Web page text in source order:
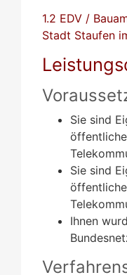
1.2 EDV /
Stadt Staufen
Sie sind
Sie sind
Ihnen